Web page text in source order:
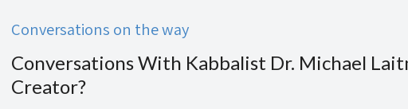
Conversations on the way
Conversations With Kabbalist Dr. Michael
Creator?